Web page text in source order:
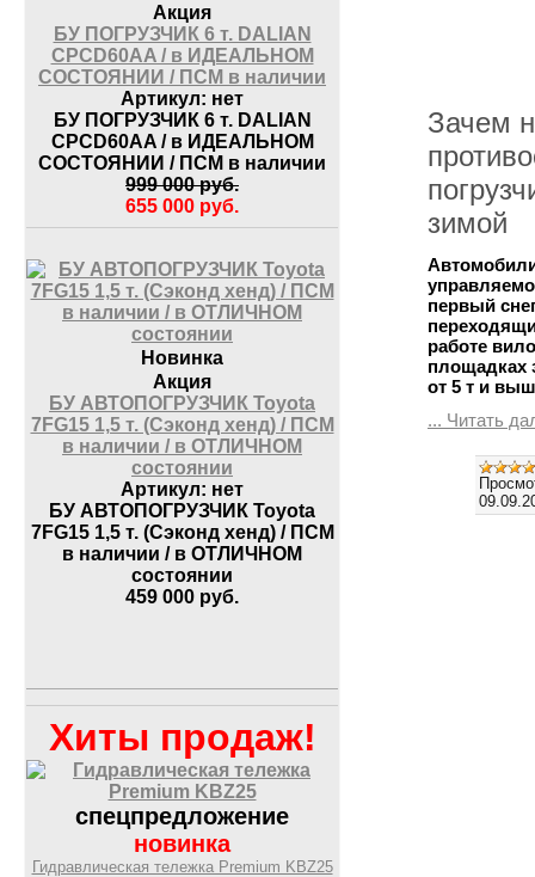
Акция
БУ ПОГРУЗЧИК 6 т. DALIAN
CPCD60AA / в ИДЕАЛЬНОМ
СОСТОЯНИИ / ПСМ в наличии
Артикул: нет
БУ ПОГРУЗЧИК 6 т. DALIAN
CPCD60AA / в ИДЕАЛЬНОМ
СОСТОЯНИИ / ПСМ в наличии
999 000руб.
655 000 руб.
Новинка
Акция
БУ АВТОПОГРУЗЧИК Toyota
7FG15 1,5 т. (Сэконд хенд) / ПСМ
в наличии / в ОТЛИЧНОМ
состоянии
Артикул: нет
БУ АВТОПОГРУЗЧИК Toyota
7FG15 1,5 т. (Сэконд хенд) / ПСМ
в наличии / в ОТЛИЧНОМ
состоянии
459 000 руб.
Хиты продаж!
спецпредложение
новинка
Гидравлическая тележка Premium KBZ25
Зачем
зимой
первый
работе
площадках
от 5 т и
... Читать